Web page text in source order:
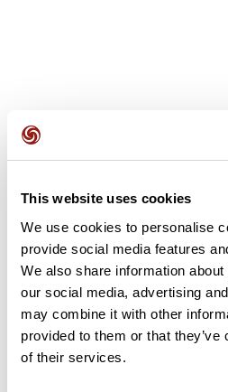
This website uses cookies
We use cookies to personalise
provide social media features
We also share information
our social media, advertising
may combine it with other
provided to them or that
of their services.
Recensioni degli utenti
Questo percorso non contiene
L'hai già effettuato? Sii il primo a
Aggiungi una